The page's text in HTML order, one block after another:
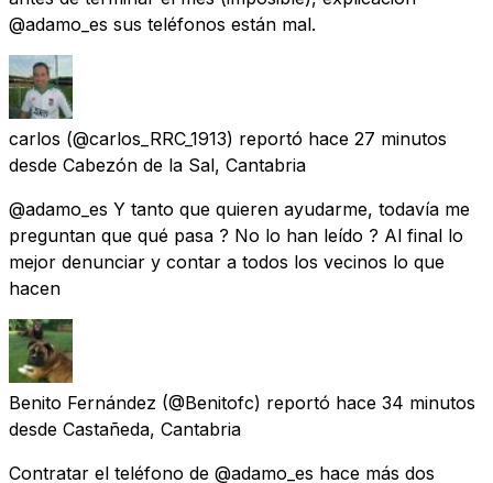
@adamo_es sus teléfonos están mal.
carlos (@carlos_RRC_1913) reportó hace 27 minutos
desde Cabezón de la Sal, Cantabria
@adamo_es Y tanto que quieren ayudarme, todavía me
preguntan que qué pasa ? No lo han leído ? Al final lo
mejor denunciar y contar a todos los vecinos lo que
hacen
Benito Fernández (@Benitofc) reportó hace 34 minutos
desde Castañeda, Cantabria
Contratar el teléfono de @adamo_es hace más dos